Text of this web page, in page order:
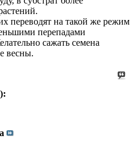
переводят на такой же режим
перепадами
сажать семена
весны.